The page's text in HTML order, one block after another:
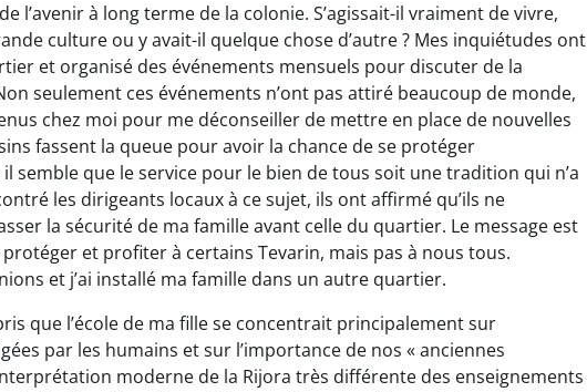
l’avenir à long terme de la colonie. S’agissait-il vraiment de vivre,
culture ou y avait-il quelque chose d’autre ? Mes inquiétudes ont
et organisé des événements mensuels pour discuter de la
seulement ces événements n’ont pas attiré beaucoup de monde,
chez moi pour me déconseiller de mettre en place de nouvelles
fassent la queue pour avoir la chance de se protéger
semble que le service pour le bien de tous soit une tradition qui n’a
les dirigeants locaux à ce sujet, ils ont affirmé qu’ils ne
la sécurité de ma famille avant celle du quartier. Le message est
et profiter à certains Tevarin, mais pas à nous tous.
et j’ai installé ma famille dans un autre quartier.
que l’école de ma fille se concentrait principalement sur
par les humains et sur l’importance de nos « anciennes
moderne de la Rijora très différente des enseignements